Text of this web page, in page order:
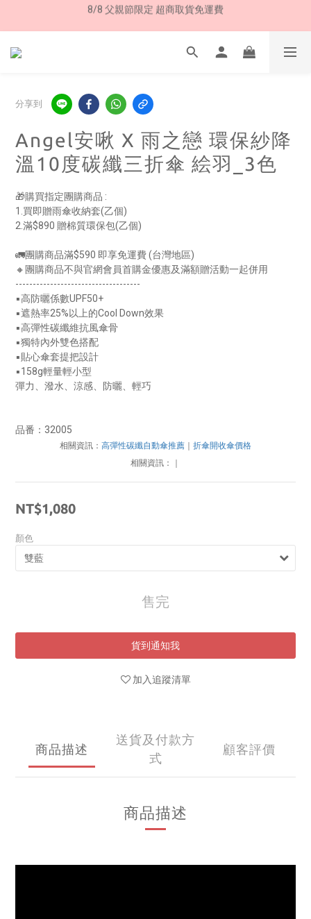
8/8 父親節限定 超商取貨免運費
加入LINE好友➤領購物金50元 (現領現用)
分享到
Angel安啾 X 雨之戀 環保紗降
溫10度碳纖三折傘 絵羽_3色
🎁購買指定團購商品 :
1.買即贈雨傘收納套(乙個)
2.滿$890 贈棉質環保包(乙個)
🚛團購商品滿$590 即享免運費 (台灣地區)
🔸團購商品不與官網會員首購金優惠及滿額贈活動一起併用
------------------------------------
▪高防曬係數UPF50+
▪遮熱率25%以上的Cool Down效果
▪高彈性碳纖維抗風傘骨
▪獨特內外雙色搭配
▪貼心傘套提把設計
▪158g輕量輕小型
彈力、潑水、涼感、防曬、輕巧
品番：32005
相關資訊： 高彈性碳纖自動傘推薦
折傘開收傘價格
相關資訊：
NT$1,080
顏色
售完
貨到通知我
加入追蹤清單
商品描述
送貨及付款方
式
顧客評價
商品描述